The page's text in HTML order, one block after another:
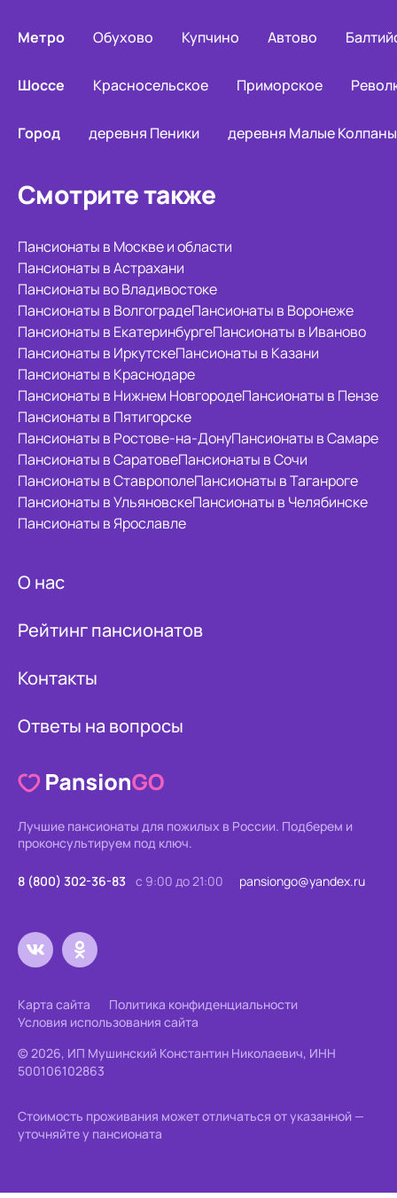
Метро Обухово Купчино Автово
Шоссе Красносельское Приморское
Город деревня Пеники деревня Малые Колпаны
Смотрите также
Пансионаты в Москве и области
Пансионаты в Астрахани
Пансионаты во Владивостоке
Пансионаты в ВолгоградеПансионаты в Воронеже
Пансионаты в ЕкатеринбургеПансионаты в Иваново
Пансионаты в ИркутскеПансионаты в Казани
Пансионаты в Краснодаре
Пансионаты в Нижнем НовгородеПансионаты в Пензе
Пансионаты в Пятигорске
Пансионаты в Ростове-на-ДонуПансионаты в Самаре
Пансионаты в СаратовеПансионаты в Сочи
Пансионаты в СтаврополеПансионаты в Таганроге
Пансионаты в УльяновскеПансионаты в Челябинске
Пансионаты в Ярославле
О нас
Рейтинг пансионатов
Контакты
Ответы на вопросы
Лучшие пансионаты для пожилых в России. Подберем и
проконсультируем под ключ.
8 (800) 302-36-83 с 9:00 до 21:00 pansiongo@yandex.ru
Карта сайта
Политика конфиденциальности
Условия использования сайта
© 2026, ИП Мушинский Константин Николаевич, ИНН
500106102863
Стоимость проживания может отличаться от указанной —
уточняйте у пансионата